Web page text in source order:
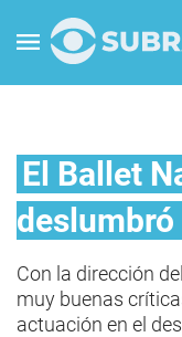
El Ballet
deslumbró
Con la dirección
muy buenas
actuación en el